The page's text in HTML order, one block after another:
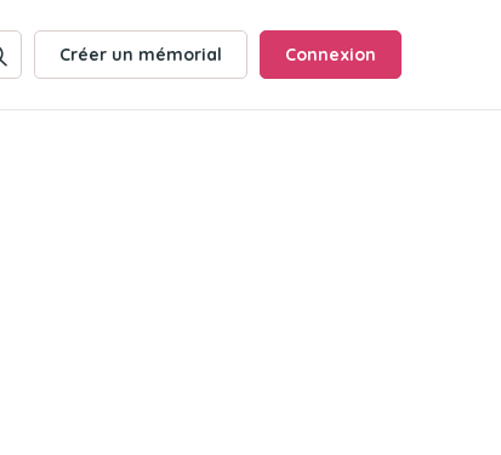
Créer un mémorial Connexion